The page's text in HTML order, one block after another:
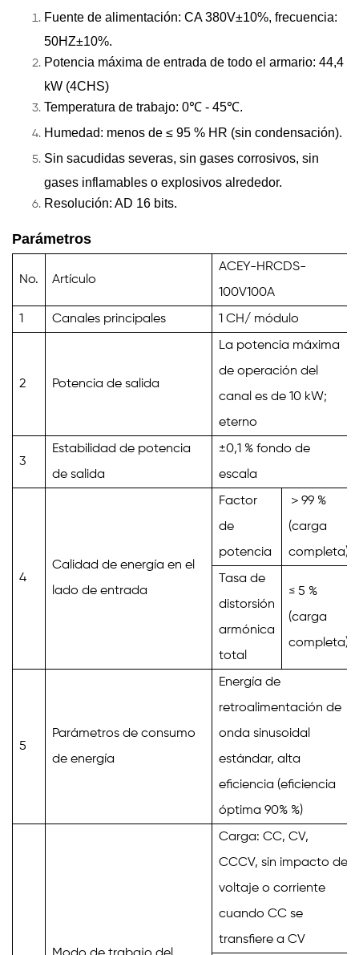
Fuente de alimentación: CA 380V±10%, frecuencia:
50HZ±10%.
Potencia máxima de entrada de todo el armario: 44,4
kW (4CHS)
Temperatura de trabajo: 0℃ - 45℃.
Humedad: menos de ≤ 95 % HR (sin condensación).
Sin sacudidas severas, sin gases corrosivos, sin
gases inflamables o explosivos alrededor.
Resolución: AD 16 bits.
Parámetros
No. Artículo
ACEY-HRCDS-
100V100A
1 Canales principales 1 CH/ módulo
2 Potencia de salida
La potencia máxima
de operación del
canal es de 10 kW;
eterno
3
Estabilidad de potencia
de salida
±0,1 % fondo de
escala
4
Calidad de energía en el
lado de entrada
Factor
de
potencia
＞ 99 %
(carga
completa)
Tasa de
distorsión
armónica
total
≤ 5 %
(carga
completa)
5
Parámetros de consumo
de energía
Energía de
retroalimentación de
onda sinusoidal
estándar, alta
eficiencia (eficiencia
óptima 90% %)
Carga: CC, CV,
CCCV, sin impacto de
voltaje o corriente
cuando CC se
transfiere a CV